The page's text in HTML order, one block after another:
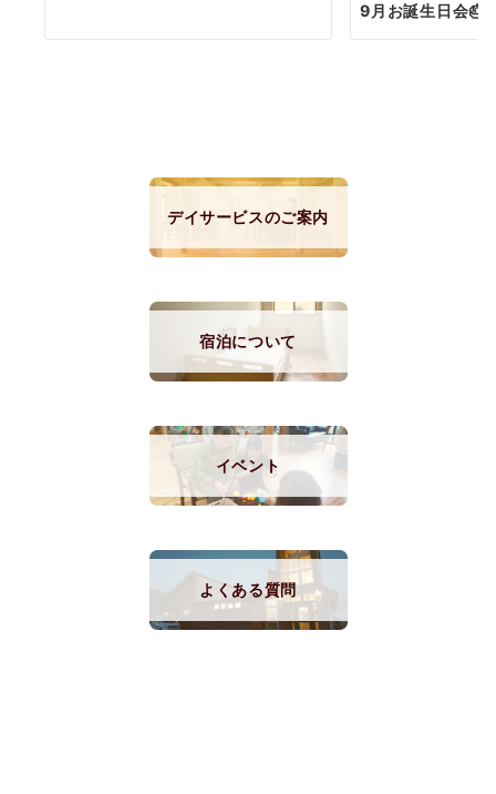
9月お誕生日会🎂
デイサービスのご案内
宿泊について
イベント
よくある質問